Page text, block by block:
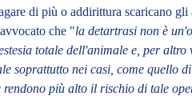
di più o addirittura scaricano
che "la detartrasi non è
totale dell'animale e, per altro
soprattutto nei casi, come quello
rendono più alto il rischio di tale